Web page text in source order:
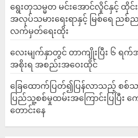
ရွေးတုသမ္မတ မင်းအောင်လှိုင်နှင့် ထိုင်
အလုပ်သမားရေးရာနှင့် မြစ်ရေ ညစ်ည
လက်မှတ်ရေးထိုး
လေးမျက်နှာတွင် တာကျိုးပြီး ၆ ရက်
အစိုးရ အစည်းအဝေးထိုင်
ခြေထောက်ပြတ်၍ပြန်လာသည့် စစ်သ
ပြည်သူ့စစ်မှုထမ်းအကြောင်းပြပြီး က
တောင်းနေ